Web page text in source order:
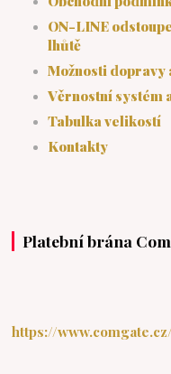
ON-LINE
lhůtě
Možnosti dopravy
Věrnostní systém
Tabulka velikostí
Kontakty
Platební brána
https://